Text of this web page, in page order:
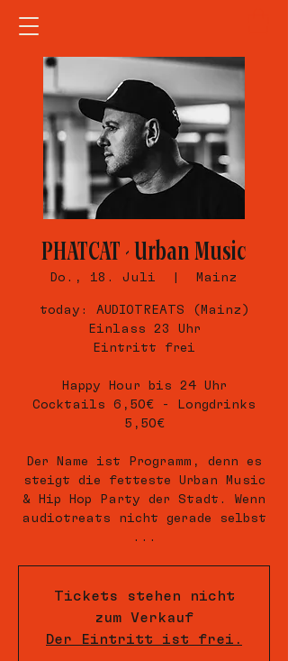
PHATCAT - Urban Music
Do., 18. Juli Mainz
today: AUDIOTREATS (Mainz)
Einlass 23 Uhr
Eintritt frei
Happy Hour bis 24 Uhr
Cocktails 6,50€ - Longdrinks
5,50€
Der Name ist Programm, denn es
steigt die fetteste Urban Music
& Hip Hop Party der Stadt. Wenn
audiotreats nicht gerade selbst
...
Tickets stehen nicht
zum Verkauf
Der Eintritt ist frei.